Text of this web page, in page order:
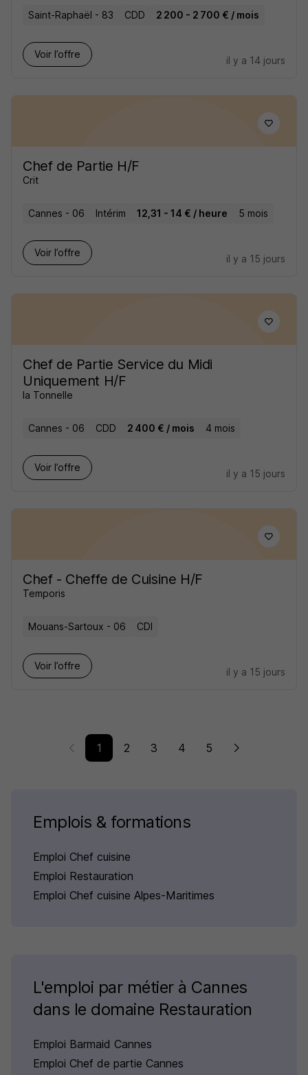
Saint-Raphaël - 83 CDD 2 200 - 2 700 € / mois
Voir l’offre
il y a 14 jours
Chef de Partie H/F
Crit
Cannes - 06 Intérim 12,31 - 14 € / heure 5 mois
Voir l’offre
il y a 15 jours
Chef de Partie Service du Midi
Uniquement H/F
la Tonnelle
Cannes - 06 CDD 2 400 € / mois 4 mois
Voir l’offre
il y a 15 jours
Chef - Cheffe de Cuisine H/F
Temporis
Mouans-Sartoux - 06 CDI
Voir l’offre
il y a 15 jours
1 2 3 4 5
Emplois & formations
Emploi Chef cuisine
Emploi Restauration
Emploi Chef cuisine Alpes-Maritimes
L'emploi par métier à Cannes
dans le domaine Restauration
Emploi Barmaid Cannes
Emploi Chef de partie Cannes